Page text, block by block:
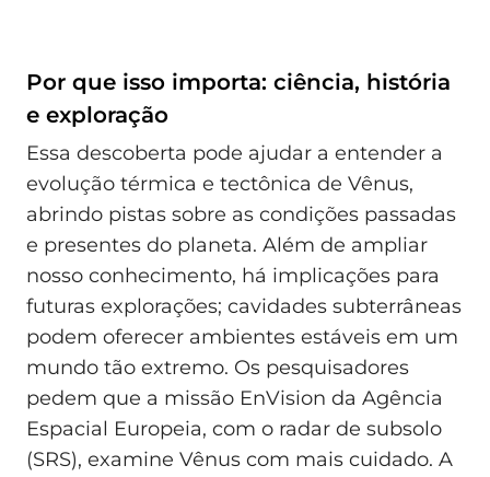
Por que isso importa: ciência, história
e exploração
Essa descoberta pode ajudar a entender a
evolução térmica e tectônica de Vênus,
abrindo pistas sobre as condições passadas
e presentes do planeta. Além de ampliar
nosso conhecimento, há implicações para
futuras explorações; cavidades subterrâneas
podem oferecer ambientes estáveis em um
mundo tão extremo. Os pesquisadores
pedem que a missão EnVision da Agência
Espacial Europeia, com o radar de subsolo
(SRS), examine Vênus com mais cuidado. A